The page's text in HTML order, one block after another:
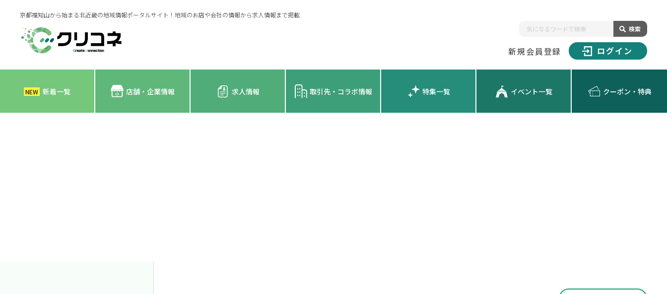
京都福知山から始まる北近畿の地域情報ポータルサイト！地域のお店や会社の情報から求人情報まで掲載
検索
新規会員登録 ログイン
NEW 新着一覧 店舗・企業情報 求人情報 取引先・コラボ情報 特集一覧 イベント一覧 クーポン・特典